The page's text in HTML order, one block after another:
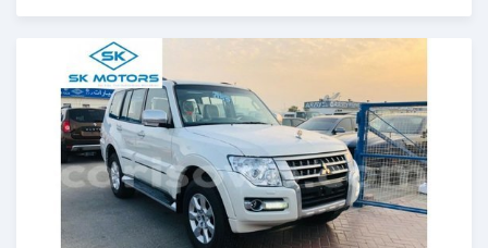
Publié il y a presque 6 ans